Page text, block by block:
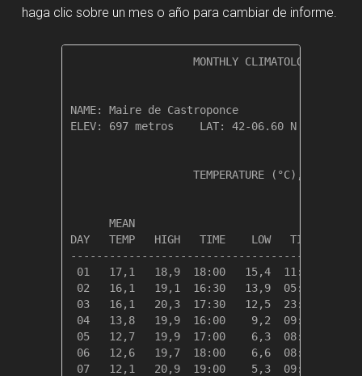
haga clic sobre un mes o año para cambiar de informe.
MONTHLY CLIMATOLOGICAL
NAME: Maire de Castroponce
ELEV: 697 metros    LAT: 42-06.60 N    LONG:
TEMPERATURE (°C), RAIN
MEAN
DAY   TEMP   HIGH   TIME    LOW   TIME
01   17,1   18,9  18:00   15,4  11:00
02   16,1   19,1  16:30   13,9  05:00
03   16,1   20,3  17:30   12,5  23:59
04   13,8   19,9  16:00    9,2  09:00
05   12,7   19,9  17:00    6,3  08:30
06   12,6   19,7  18:00    6,6  08:30
07   12,1   20,9  19:00    5,3  09:00